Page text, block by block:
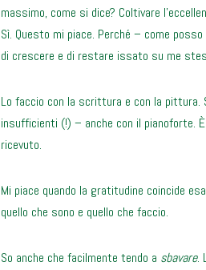
massimo, come si dice? Coltivare
Sì. Questo mi piace. Perché – come
di crescere e di restare issato su me
Lo faccio con la scrittura e con la
insufficienti (!) – anche con il pianoforte.
ricevuto.
Mi piace quando la gratitudine coincide
quello che sono e quello che faccio.
So anche che facilmente tendo a sbavare.